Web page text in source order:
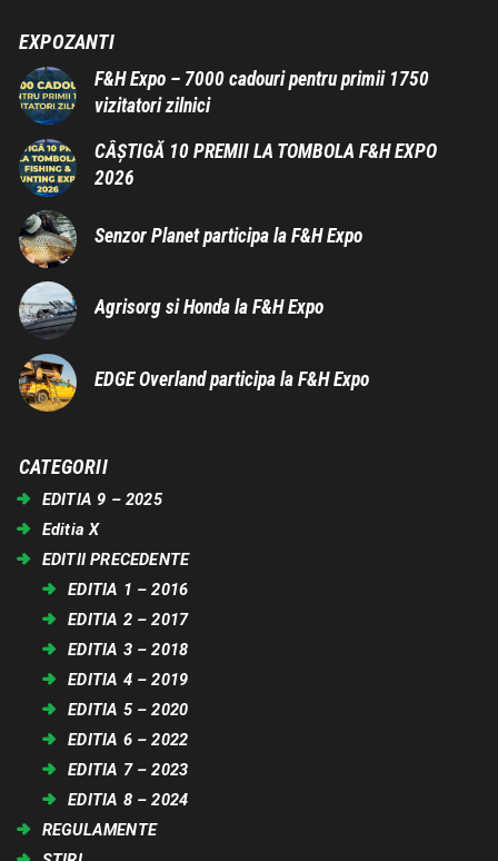
EXPOZANTI
F&H Expo – 7000 cadouri pentru primii 1750
vizitatori zilnici
CÂȘTIGĂ 10 PREMII LA TOMBOLA F&H EXPO
2026
Senzor Planet participa la F&H Expo
Agrisorg si Honda la F&H Expo
EDGE Overland participa la F&H Expo
CATEGORII
EDITIA 9 – 2025
Editia X
EDITII PRECEDENTE
EDITIA 1 – 2016
EDITIA 2 – 2017
EDITIA 3 – 2018
EDITIA 4 – 2019
EDITIA 5 – 2020
EDITIA 6 – 2022
EDITIA 7 – 2023
EDITIA 8 – 2024
REGULAMENTE